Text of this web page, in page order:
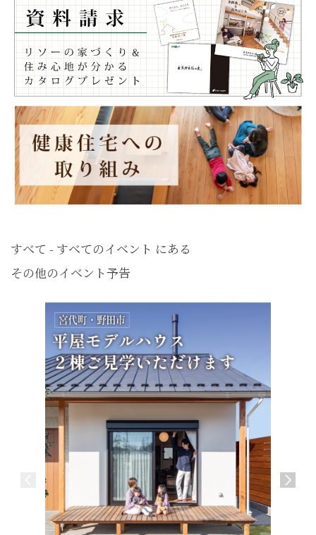
すべて - すべてのイベント にある
その他のイベント予告